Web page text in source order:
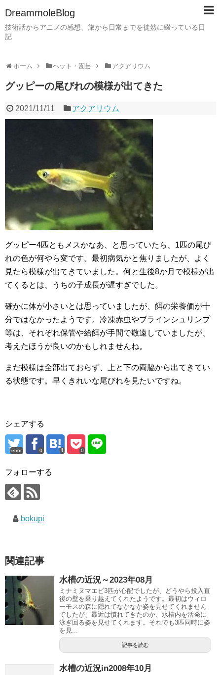
DreammoleBlog
技術話からアニメの感想、旅から日常までを徒然に綴っている日
記
ホーム ペット・園芸 アクアリウム
グッピーの尾びれの模様が出てきた
2021/11/11 アクアリウム
グッピー4匹ともメスかなあ、と思っていたら、1匹の尾び
れの色が何やら変です。最初病気かと焦りましたが、よく
見たら模様が出てきていました。何と生後8か月で模様が出
てくるとは、うちの子成長が遅すぎでした。
確かに体が小さいとは思っていましたが、餌の栄養価が十
分ではなかったようです。冷凍赤虫やブラインシュリンプ
等は、それぞれ保管や給餌が手間で敬遠していましたが、
考えたほうが良いのかもしれませんね。
まだ模様は全部出ておらず、上と下の両脇から出てきてい
る状態です。早くきれいな尾びれを見たいですね。
シェアする
error 0 0
フォローする
bokupi
関連記事
水槽の近況～2023年08月
ミナミヌマエビ3匹が心配でしたが、どうやら投入直
後の壁を乗り越えてくれたようです。最初はウィロ
ーモスの森に隠れてなかなか姿を見せてくれません
でしたが、最近は慣れてきたのか、水槽内を活発に
泳ぎ回る姿を見せてくれます。それでも3匹同時に姿
を見...
記事を読む
水槽の近況in2008年10月